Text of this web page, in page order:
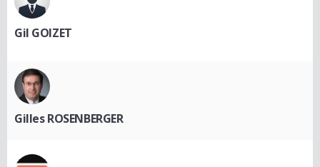
Gil GOIZET
Gilles ROSENBERGER